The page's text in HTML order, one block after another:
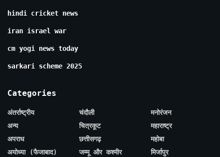
hindi cricket news
iran israel war
cm yogi news today
sarkari scheme 2025
Categories
अंतर्राष्ट्रीय
अन्य
अपराध
अयोध्या (फैजाबाद)
चंदौली
चित्रकूट
छत्तीसगढ़
जम्मू और कश्मीर
मनोरंजन
महाराष्ट्र
महोबा
मिर्जापुर